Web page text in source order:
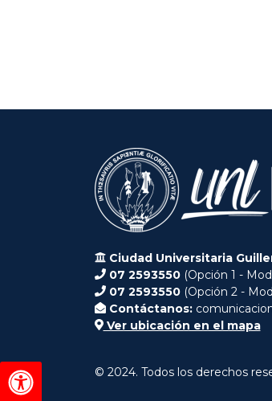
Ciudad Universitaria
07 2593550 (Opción 1 -
07 2593550 (Opción 2 -
Contáctanos:
Ver ubicación en el mapa
© 2024. Todos los derechos